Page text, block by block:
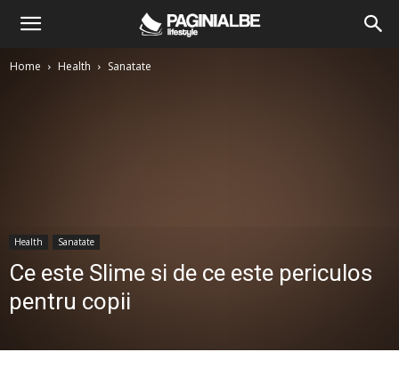
Home Health Sanatate
Health Sanatate
Ce este Slime si de ce este periculos
pentru copii